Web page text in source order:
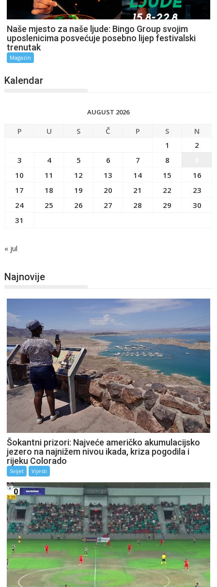
Naše mjesto za naše ljude: Bingo Group svojim
uposlenicima posvećuje posebno lijep festivalski
trenutak
Magazin
Kalendar
AUGUST 2026
P U S Č P S
N
1
2
3
4 5 6 7 8
10
11 12 13 14 15
16
17
18 19 20 21 22
23
24
25 26 27 28 29
30
31
« jul
Najnovije
Šokantni prizori: Najveće američko akumulacijsko
jezero na najnižem nivou ikada, kriza pogodila i
rijeku Colorado
Svijet Vijesti